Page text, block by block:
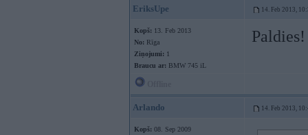
EriksUpe 14. Feb 2013,
Kopš: 13. Feb 2013
No: Rīga
Ziņojumi: 1
Braucu ar: BMW 745 iL
Arlando 14. Feb 2013,
Kopš: 08. Sep 2009